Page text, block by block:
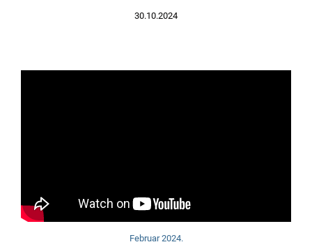
30.10.2024
Februar 2024.